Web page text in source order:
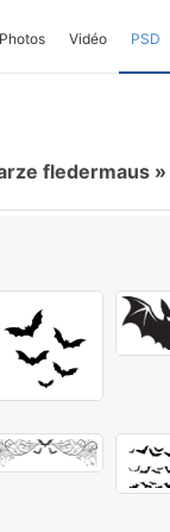
Photos Vidéo PSD
fledermaus